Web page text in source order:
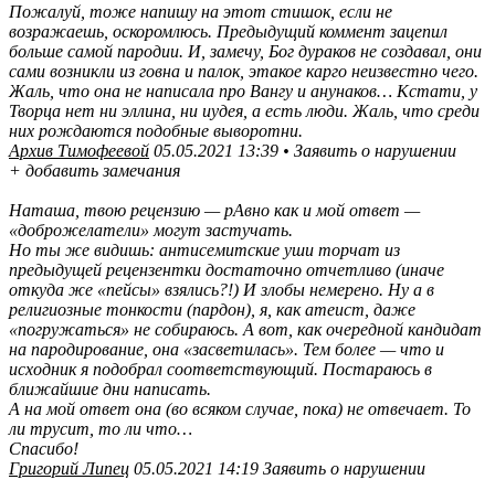
Пожалуй, тоже напишу на этот стишок, если не
возражаешь, оскоромлюсь. Предыдущий коммент зацепил
больше самой пародии. И, замечу, Бог дураков не создавал, они
сами возникли из говна и палок, этакое карго неизвестно чего.
Жаль, что она не написала про Вангу и анунаков… Кстати, у
Творца нет ни эллина, ни иудея, а есть люди. Жаль, что среди
них рождаются подобные выворотни.
Архив Тимофеевой 05.05.2021 13:39 • Заявить о нарушении
+ добавить замечания
Наташа, твою рецензию — рАвно как и мой ответ —
«доброжелатели» могут застучать.
Но ты же видишь: антисемитские уши торчат из
предыдущей рецензентки достаточно отчетливо (иначе
откуда же «пейсы» взялись?!) И злобы немерено. Ну а в
религиозные тонкости (пардон), я, как атеист, даже
«погружаться» не собираюсь. А вот, как очередной кандидат
на пародирование, она «засветилась». Тем более — что и
исходник я подобрал соответствующий. Постараюсь в
ближайшие дни написать.
А на мой ответ она (во всяком случае, пока) не отвечает. То
ли трусит, то ли что…
Спасибо!
Григорий Липец 05.05.2021 14:19 Заявить о нарушении